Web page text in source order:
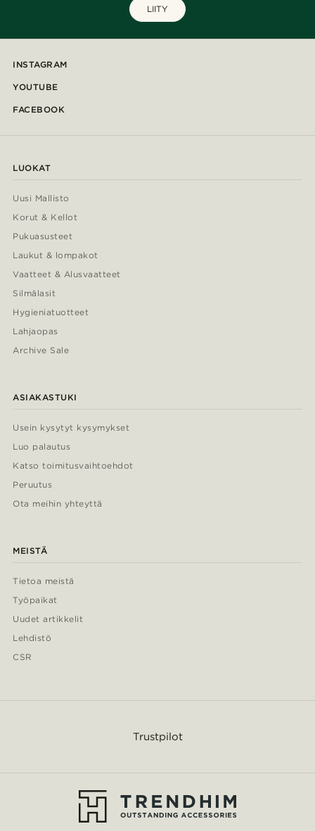
LIITY
INSTAGRAM
YOUTUBE
FACEBOOK
LUOKAT
Uusi Mallisto
Korut & Kellot
Pukuasusteet
Laukut & lompakot
Vaatteet & Alusvaatteet
Silmälasit
Hygieniatuotteet
Lahjaopas
Archive Sale
ASIAKASTUKI
Usein kysytyt kysymykset
Luo palautus
Katso toimitusvaihtoehdot
Peruutus
Ota meihin yhteyttä
MEISTÄ
Tietoa meistä
Työpaikat
Uudet artikkelit
Lehdistö
CSR
Trustpilot